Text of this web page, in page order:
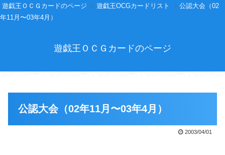
遊戯王ＯＣＧカードのページ 遊戯王OCGカードリスト
公認大会（02
年11月〜03年4月）
遊戯王ＯＣＧカードのページ
公認大会（02年11月〜03年4月）
2003/04/01